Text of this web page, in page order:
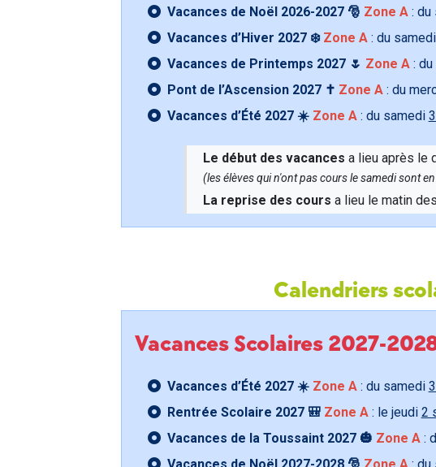
Vacances de Noël 2026-2027 🎅 Zone A: du
Vacances d’Hiver 2027 ❄️ Zone A: du samedi
Vacances de Printemps 2027 🌷 Zone A: du
Pont de l’Ascension 2027 ✝️ Zone A: du
Vacances d’Été 2027 ☀️ Zone A: du samedi
Le début des vacances a lieu après le
(les élèves qui n'ont pas cours le samedi sont
La reprise des cours a lieu le matin
Calendriers
Vacances Scolaires 2027-
Vacances d’Été 2027 ☀️ Zone A: du samedi
Rentrée Scolaire 2027 🎒 Zone A: le jeudi 2
Vacances de la Toussaint 2027 🎃 Zone A: